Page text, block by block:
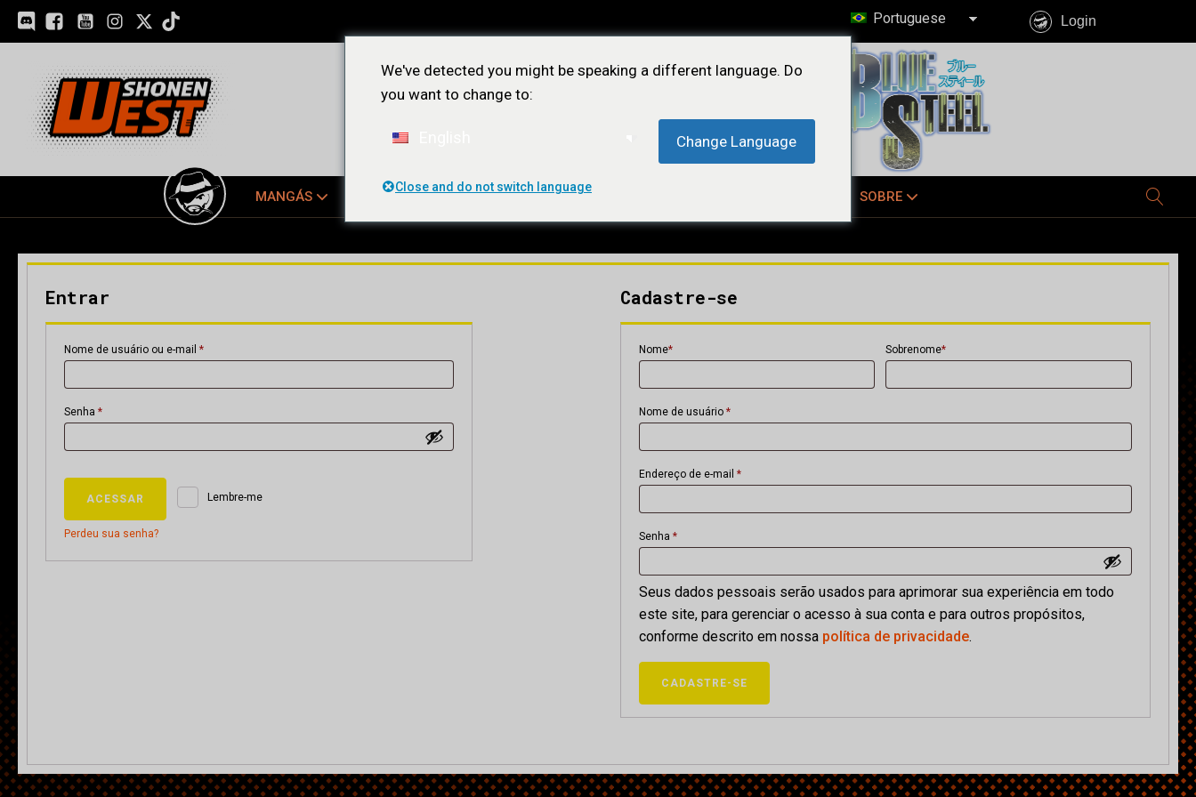
Portuguese Login
MANGÁS EDIÇÕES NOTÍCIAS LOJA SOBRE
Entrar
Nome de usuário ou e-mail *Obrigatório
Senha *Obrigatório
Lembre-me
ACESSAR
Perdeu sua senha?
Cadastre-se
Nome* Sobrenome*
Nome de usuário *Obrigatório
Endereço de e-mail *Obrigatório
Senha *Obrigatório
Seus dados pessoais serão usados para aprimorar sua experiência em todo
este site, para gerenciar o acesso à sua conta e para outros propósitos,
conforme descrito em nossa política de privacidade.
CADASTRE-SE
We've detected you might be speaking a different language. Do
you want to change to:
Change Language
Close and do not switch language